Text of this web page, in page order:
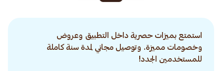
استمتع بميزات حصرية داخل التطبيق وعروض
وخصومات مميزة. وتوصيل مجاني لمدة سنة كاملة
للمستخدمين الجدد!